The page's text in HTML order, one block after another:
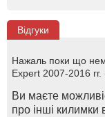
Відгуки
Нажаль поки що
Expert 2007-2016
Ви маєте
про інші килимки